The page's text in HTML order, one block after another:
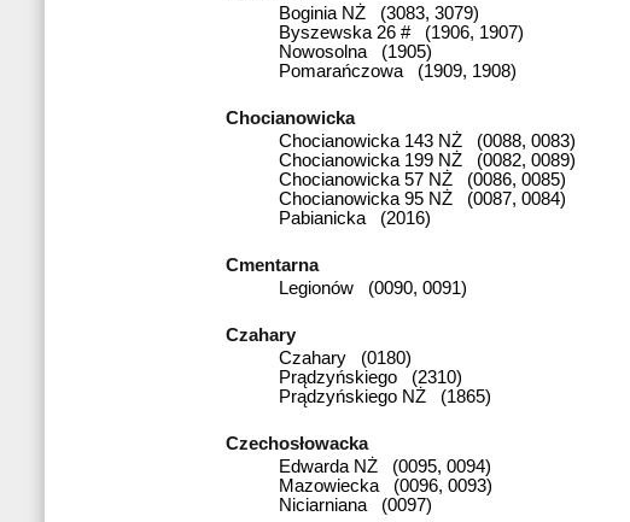
Boginia NŻ (3083, 3079)
Byszewska 26 # (1906, 1907)
Nowosolna (1905)
Pomarańczowa (1909, 1908)
Chocianowicka
Chocianowicka 143 NŻ (0088, 0083)
Chocianowicka 199 NŻ (0082, 0089)
Chocianowicka 57 NŻ (0086, 0085)
Chocianowicka 95 NŻ (0087, 0084)
Pabianicka (2016)
Cmentarna
Legionów (0090, 0091)
Czahary
Czahary (0180)
Prądzyńskiego (2310)
Prądzyńskiego NŻ (1865)
Czechosłowacka
Edwarda NŻ (0095, 0094)
Mazowiecka (0096, 0093)
Niciarniana (0097)